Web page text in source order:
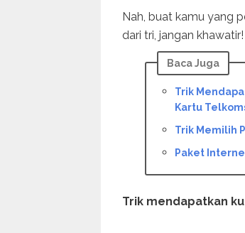
Nah, buat kamu yang
dari tri, jangan
Baca Juga
Trik
Kartu
Trik Memilih
Paket
Trik mendapatkan